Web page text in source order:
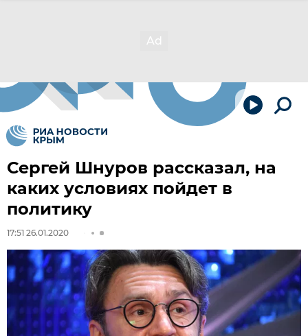
Сергей Шнуров рассказал, на
каких условиях пойдет в
политику
17:51 26.01.2020